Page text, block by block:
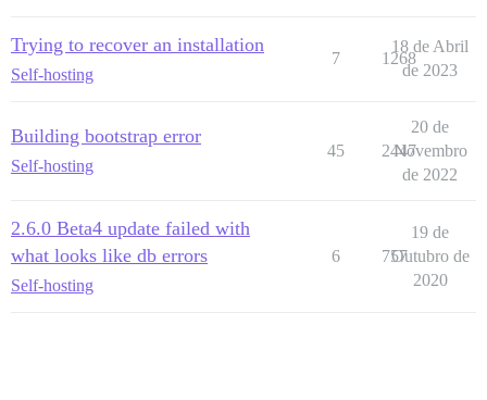
Trying to recover an installation
Self-hosting
7 1268
18 de Abril
de 2023
Building bootstrap error
Self-hosting
45 2447
20 de
Novembro
de 2022
2.6.0 Beta4 update failed with
what looks like db errors
Self-hosting
6 757
19 de
Outubro de
2020